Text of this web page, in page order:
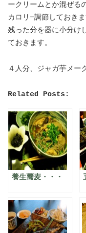
ークリームとか混ぜる
カロリ−調節しておきま
残った分を器に小分け
ておきます。
４人分、ジャガ芋メー
Related Posts:
養生蕎麦・・・